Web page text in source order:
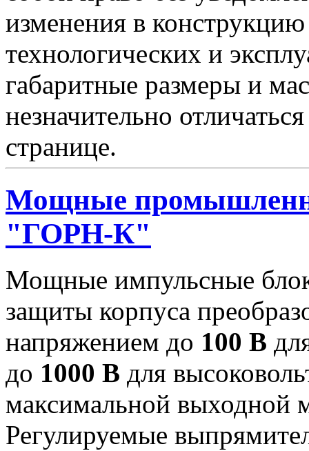
изменения в
технологических и
габаритные размеры и
незначительно
странице.
Мощные
"ГОРН-К"
Мощные импульсные
защиты корпуса
напряжением до 100 В
до 1000 В для
максимальной
Регулируемые